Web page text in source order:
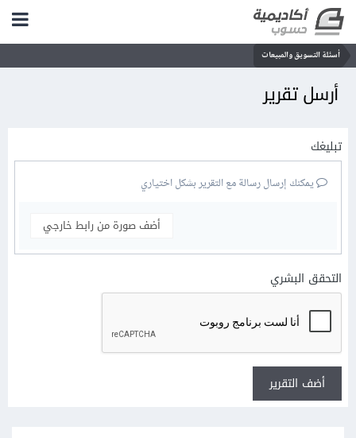
أسئلة التسويق والمبيعات
أرسل تقرير
تبليغك
يمكنك إرسال رسالة مع التقرير بشكل اختياري
أضف صورة من رابط خارجي
التحقق البشري
أضف التقرير